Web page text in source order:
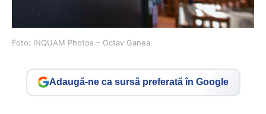
Foto: INQUAM Photos – Octav Ganea
Adaugă-ne ca sursă preferată în Google